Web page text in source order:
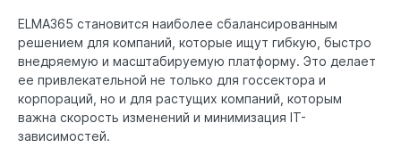
ELMA365 становится наиболее сбалансированным
решением для компаний, которые ищут гибкую, быстро
внедряемую и масштабируемую платформу. Это делает
ее привлекательной не только для госсектора и
корпораций, но и для растущих компаний, которым
важна скорость изменений и минимизация IT-
зависимостей.